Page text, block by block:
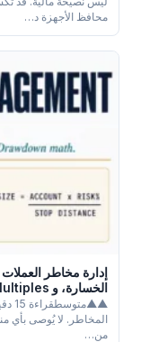
محافظ الأجهزة د…
الخسارة، و R-Multiples للمبتدئين
المخاطر. لا يُوصى بأي
من…